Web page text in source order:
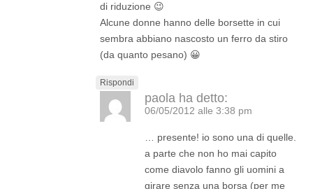
di riduzione 😉
Alcune donne hanno delle borsette in cui
sembra abbiano nascosto un ferro da stiro
(da quanto pesano) 😀
Rispondi
paola ha detto:
06/05/2012 alle 3:38 pm
… presente! io sono una di quelle.
a parte che non ho mai capito
come diavolo fanno gli uomini a
girare senza una borsa (per me